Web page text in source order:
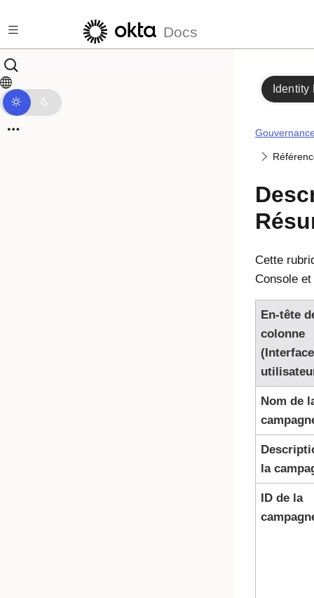
Docs
Identity
Cette
Console
En-tête
colonne
(Interface
Nom de
la
ID de la